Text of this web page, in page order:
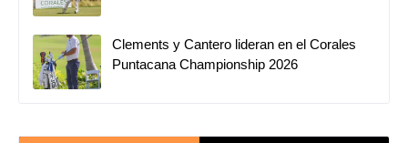
Clements y Cantero lideran en el Corales
Puntacana Championship 2026